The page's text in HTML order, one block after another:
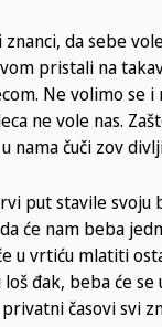
da sebe
pristali na
Ne volimo se
ne vole nas.
nama čuči zov
put stavile svoju
će nam beba
u vrtiću mlatiti
đak, beba će se
časovi svi